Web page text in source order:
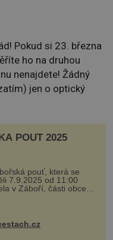
Pokud si 23. března
ho na druhou
nenajdete! Žádný
jen o optický
POUŤ 2025
pouť, která se
7.9.2025 od 11:00
v Záboří, části obce
V programu naleznete
prohlídku kostela,